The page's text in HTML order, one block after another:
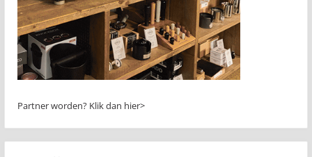
Partner worden? Klik dan hier>